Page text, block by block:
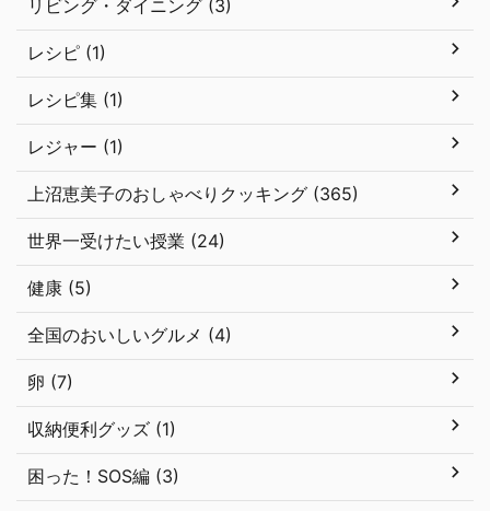
リビング・ダイニング (3)
レシピ (1)
レシピ集 (1)
レジャー (1)
上沼恵美子のおしゃべりクッキング (365)
世界一受けたい授業 (24)
健康 (5)
全国のおいしいグルメ (4)
卵 (7)
収納便利グッズ (1)
困った！SOS編 (3)